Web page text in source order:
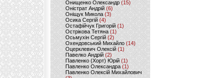
Онищенко Олександр (15)
Оністрат Андрій (6)
Оніщук Микола (3)
Осика Сергій(4)
Остафійчук Григорій(1)
Острікова Тетяна (1)
Осьмухін Сергій (2)
Охендовський Михайло (14)
Оцерклевич Олексій (1)
Павелко Андрій (2)
Павленко (Хорт) Юрій (1)
Павленко Олександра (1)
Павленко Олексій Михайлович